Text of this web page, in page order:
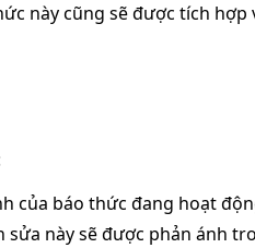
này cũng sẽ được tích
của báo thức đang hoạt
sửa này sẽ được phản ánh